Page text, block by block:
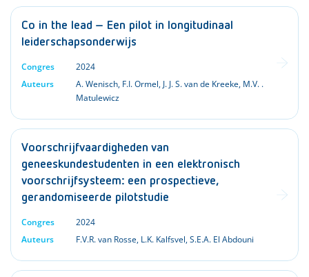
Co in the lead – Een pilot in longitudinaal
leiderschapsonderwijs
Congres
2024
Auteurs
A. Wenisch, F.I. Ormel, J. J. S. van de Kreeke, M.V. .
Matulewicz
Voorschrijfvaardigheden van
geneeskundestudenten in een elektronisch
voorschrijfsysteem: een prospectieve,
gerandomiseerde pilotstudie
Congres
2024
Auteurs
F.V.R. van Rosse, L.K. Kalfsvel,S.E.A. El Abdouni